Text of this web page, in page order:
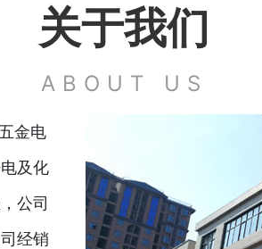
关于我们
ABOUT US
金电
及化
公司
经销